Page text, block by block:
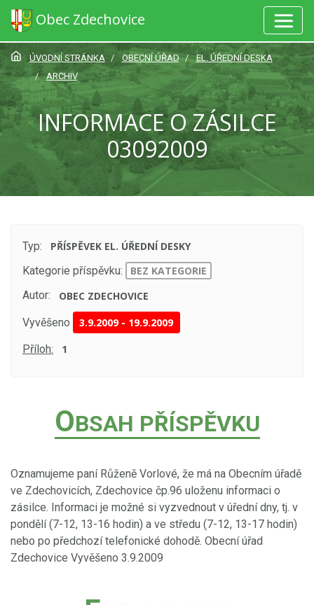
Obec Zdechovice
ÚVODNÍ STRÁNKA OBECNÍ ÚŘAD
EL. ÚŘEDNÍ DESKA
ARCHIV
INFORMACE O ZÁSILCE
03092009
Typ:
PŘÍSPĚVEK EL. ÚŘEDNÍ DESKY
Kategorie příspěvku:
BEZ KATEGORIE
Autor:
OBEC ZDECHOVICE
Vyvěšeno 3.9.2009- 19.9.2009
Příloh: 1
OBSAH PŘÍSPĚVKU
Oznamujeme paní Růženě Vorlové, že má na Obecním úřadě
ve Zdechovicích, Zdechovice čp.96 uloženu informaci o
zásilce. Informaci je možné si vyzvednout v úřední dny, tj. v
pondělí (7-12, 13-16 hodin) a ve středu (7-12, 13-17 hodin)
nebo po předchozí telefonické dohodě. Obecní úřad
Zdechovice Vyvěšeno 3.9.2009